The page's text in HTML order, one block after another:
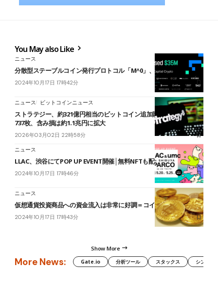
You May also Like
ニュース
分散型ステーブルコイン発行プロトコル「M^0」、55億円を調達
2024年10月17日 17時42分
ニュース ビットコインニュース
ストラテジー、約321億円相当のビットコイン追加購入──累計72万
737枚、含み損は約1.1兆円に拡大
2026年03月02日 22時58分
ニュース
LLAC、渋谷にてPOP UP EVENT開催│無料NFTも配布
2024年10月17日 17時46分
ニュース
仮想通貨投資商品への資金流入は非常に好調＝コインシェアーズ
2024年10月17日 17時43分
Show More
More News: Gate.io 分析ツール スタックス シンボル